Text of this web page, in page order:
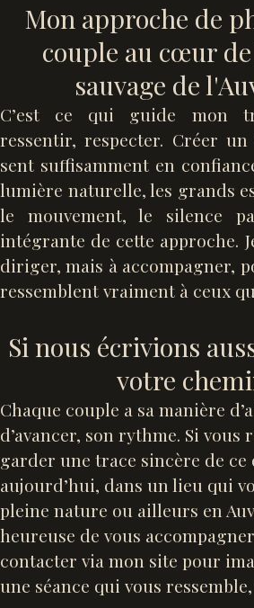
Mon approche de
couple au cœur
sauvage de
C’est ce qui guide mon
ressentir, respecter. Créer un
sent suffisamment en
lumière naturelle, les grands
le mouvement, le silence
intégrante de cette approche.
diriger, mais à accompagner,
ressemblent vraiment à ceux
Si nous écrivions
votre
Chaque couple a sa manière
d’avancer, son rythme. Si vous
garder une trace sincère de ce
aujourd’hui, dans un lieu qui
pleine nature ou ailleurs en
heureuse de vous
contacter via mon site pour
une séance qui vous